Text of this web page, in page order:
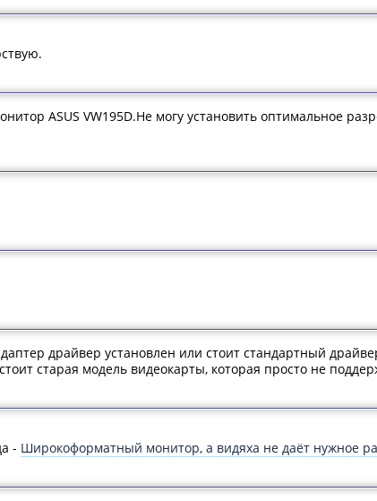
ASUS VW195D.Не могу установить оптимальное
драйвер установлен или стоит стандартный
старая модель видеокарты, которая просто не
- Широкоформатный монитор, а видяха не даёт нужное